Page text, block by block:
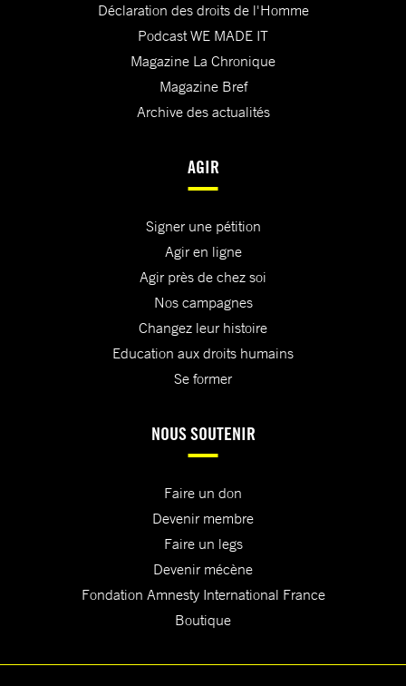
Déclaration des droits de l'Homme
Podcast WE MADE IT
Magazine La Chronique
Magazine Bref
Archive des actualités
AGIR
Signer une pétition
Agir en ligne
Agir près de chez soi
Nos campagnes
Changez leur histoire
Education aux droits humains
Se former
NOUS SOUTENIR
Faire un don
Devenir membre
Faire un legs
Devenir mécène
Fondation Amnesty International France
Boutique